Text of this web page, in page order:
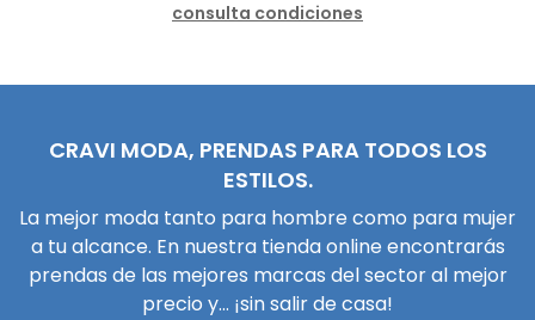
consulta condiciones
CRAVI MODA, PRENDAS PARA TODOS LOS
ESTILOS.
La mejor moda tanto para hombre como para mujer
a tu alcance. En nuestra tienda online encontrarás
prendas de las mejores marcas del sector al mejor
precio y... ¡sin salir de casa!